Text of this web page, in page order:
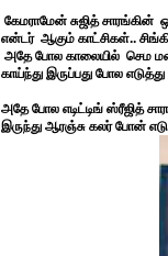
கேமராமேன் சுஜித்
என்டர் ஆகும் காட்சிகள்..
அதே போல காலையில் செம
காய்ந்து இருப்பது போல
அதே போல எடிட்டிங் ஸ்ரீஜித்
இருந்து ஆரஞ்சு கலர் போன்